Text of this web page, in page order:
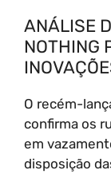
ANÁLISE
NOTHING
O recém-
confirma os
em
disposição